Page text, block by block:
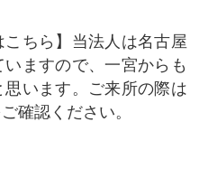
ちら
当法人は名古屋
ますので、一宮からも
います。ご来所の際は
確認ください。